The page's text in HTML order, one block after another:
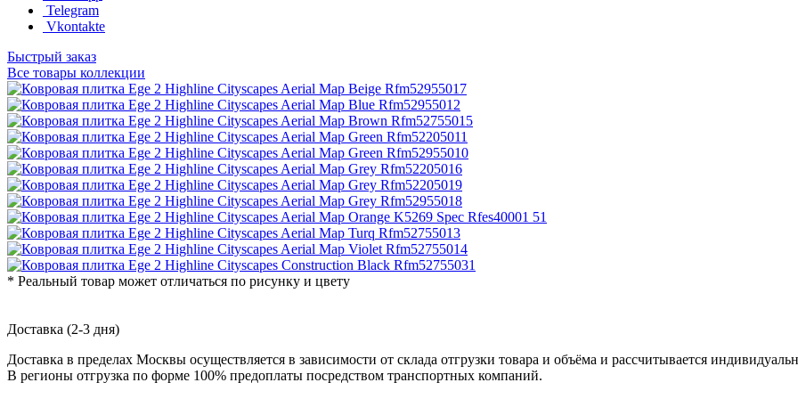
Telegram
Vkontakte
Быстрый заказ
Все товары коллекции
* Реальный товар может отличаться по рисунку и цвету
Доставка (2-3 дня)
Доставка в пределах Москвы осуществляется в зависимости от склада отгрузки товара и объёма и рассчитывается
В регионы отгрузка по форме 100% предоплаты посредством транспортных компаний.